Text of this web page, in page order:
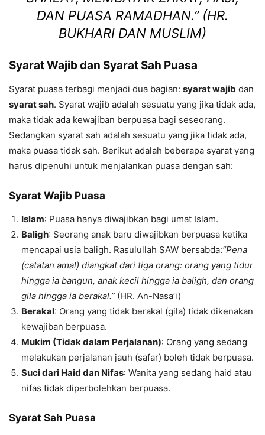
DAN PUASA RAMADHAN.”(HR.
BUKHARI DAN MUSLIM)
Syarat Wajib dan Syarat Sah Puasa
Syarat puasa terbagi menjadi dua bagian: syarat wajib dan
syarat sah. Syarat wajib adalah sesuatu yang jika tidak ada,
maka tidak ada kewajiban berpuasa bagi seseorang.
Sedangkan syarat sah adalah sesuatu yang jika tidak ada,
maka puasa tidak sah. Berikut adalah beberapa syarat yang
harus dipenuhi untuk menjalankan puasa dengan sah:
Syarat Wajib Puasa
Islam: Puasa hanya diwajibkan bagi umat Islam.
Baligh: Seorang anak baru diwajibkan berpuasa ketika
mencapai usia baligh. Rasulullah SAW bersabda:“Pena
(catatan amal) diangkat dari tiga orang: orang yang tidur
hingga ia bangun, anak kecil hingga ia baligh, dan orang
gila hingga ia berakal.” (HR. An-Nasa’i)
Berakal: Orang yang tidak berakal (gila) tidak dikenakan
kewajiban berpuasa.
Mukim (Tidak dalam Perjalanan): Orang yang sedang
melakukan perjalanan jauh (safar) boleh tidak berpuasa.
Suci dari Haid dan Nifas: Wanita yang sedang haid atau
nifas tidak diperbolehkan berpuasa.
Syarat Sah Puasa